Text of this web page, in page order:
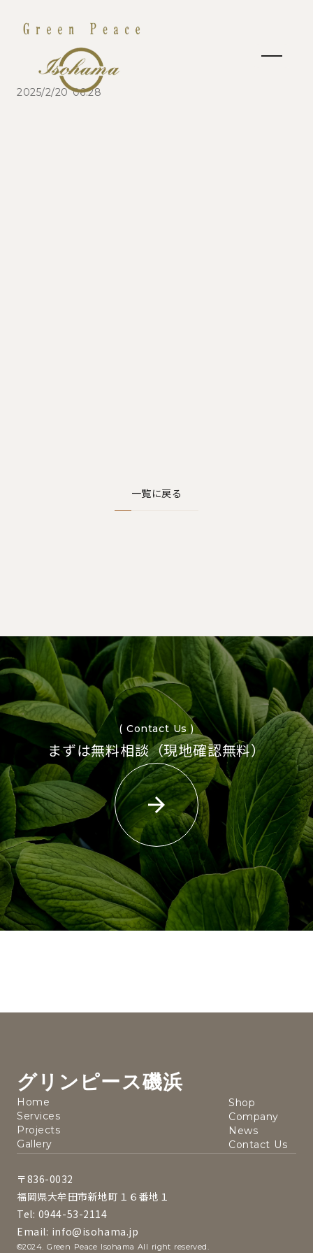
2025/2/20 06:28
一覧に戻る
( Contact Us )
まずは無料相談（現地確認無料）
arrow_forward
グリンピース磯浜
Home
Services
Projects
Gallery
Shop
Company
News
Contact Us
〒836-0032
福岡県大牟田市新地町１６番地１
Tel: 0944-53-2114
Email: info@isohama.jp
©2024. Green Peace Isohama All right reserved.